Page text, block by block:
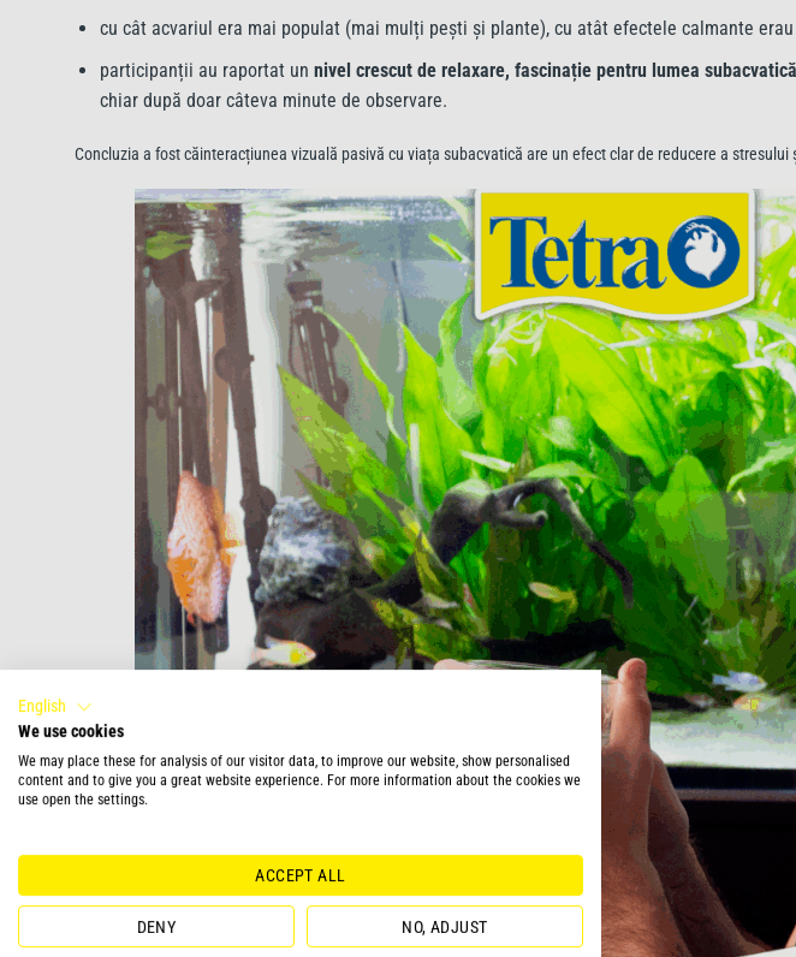
cu cât acvariul era mai populat (mai mulți pești și plante), cu atât efectele calmante
participanții au raportat un nivel crescut de relaxare, fascinație pentru lumea subacvatică
chiar după doar câteva minute de observare.
Concluzia a fost căinteracțiunea vizuală pasivă cu viața subacvatică are un efect clar de reducere a
English
We use cookies
We may place these for analysis of our visitor data, to improve our website, show personalised
content and to give you a great website experience. For more information about the cookies we
use open the settings.
ACCEPT ALL
DENY NO, ADJUST